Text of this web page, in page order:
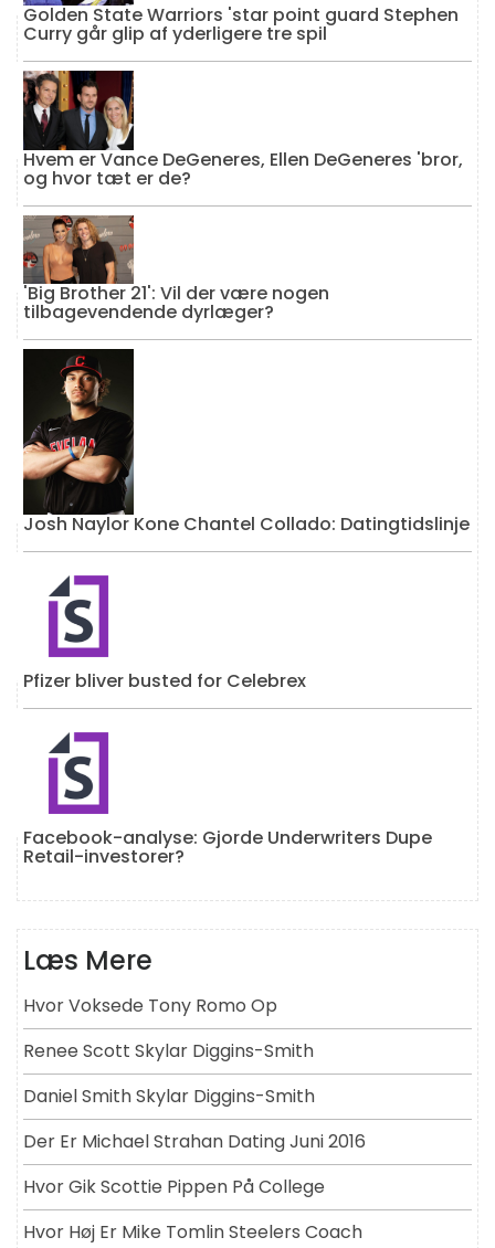
Golden State Warriors 'star point guard Stephen
Curry går glip af yderligere tre spil
Hvem er Vance DeGeneres, Ellen DeGeneres 'bror,
og hvor tæt er de?
'Big Brother 21': Vil der være nogen
tilbagevendende dyrlæger?
Josh Naylor Kone Chantel Collado: Datingtidslinje
Pfizer bliver busted for Celebrex
Facebook-analyse: Gjorde Underwriters Dupe
Retail-investorer?
Læs Mere
Hvor Voksede Tony Romo Op
Renee Scott Skylar Diggins-Smith
Daniel Smith Skylar Diggins-Smith
Der Er Michael Strahan Dating Juni 2016
Hvor Gik Scottie Pippen På College
Hvor Høj Er Mike Tomlin Steelers Coach